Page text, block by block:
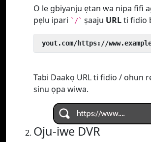
O le gbiyanju ẹtan wa nipa fifi
pẹlu ipari `/` ṣaaju URLti fidio
yout.com/https://
Tabi Daakọ URL ti fidio / ohun
sinu ọpa wiwa.
Oju-iwe DVR